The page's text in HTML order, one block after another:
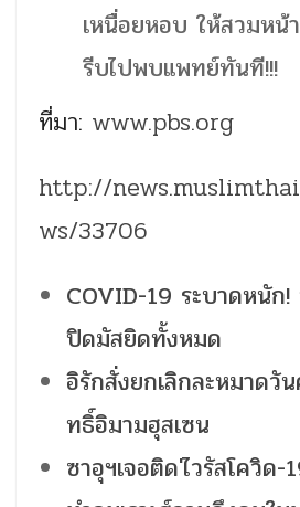
เหนื่อยหอบ ให้สวมหน้
รีบไปพบแพทย์ทันที!!!
ที่มา: www.pbs.org
http://
ws/33706
COVID-19 ระบาดหนัก
ปิดมัสยิดทั้งหมด
อิรักสั่งยกเลิกละหมาดวั
ทธิ์อิมามฮุสเซน
ซาอุฯเจอติด'ไวรัสโควิด